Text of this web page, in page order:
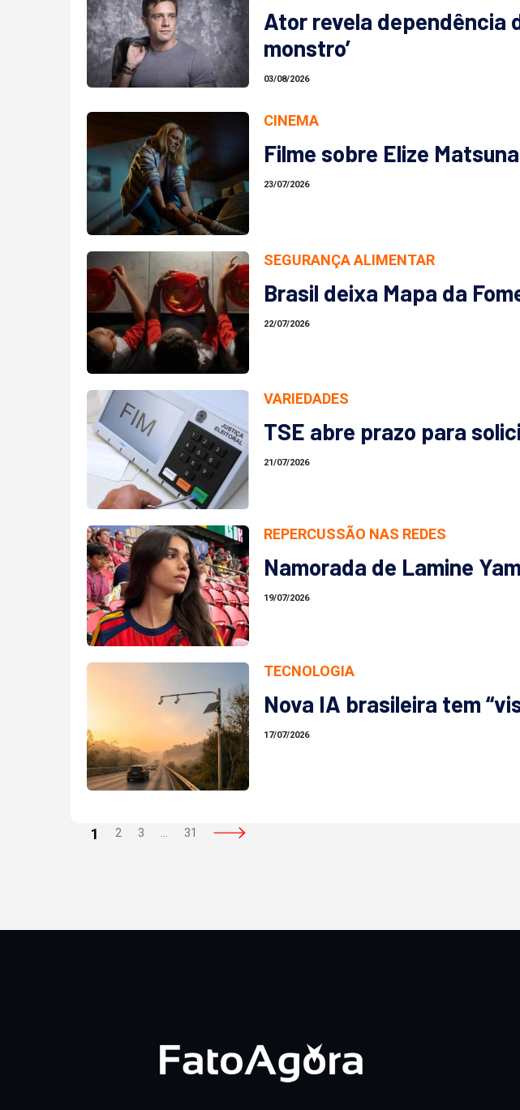
Ator revela dependência
monstro’
03/08/2026
CINEMA
Filme sobre Elize
23/07/2026
SEGURANÇA ALIMENTAR
Brasil deixa Mapa da
22/07/2026
VARIEDADES
TSE abre prazo para
21/07/2026
REPERCUSSÃO NAS REDES
Namorada de Lamine
19/07/2026
TECNOLOGIA
Nova IA brasileira tem
17/07/2026
1 2 3 31